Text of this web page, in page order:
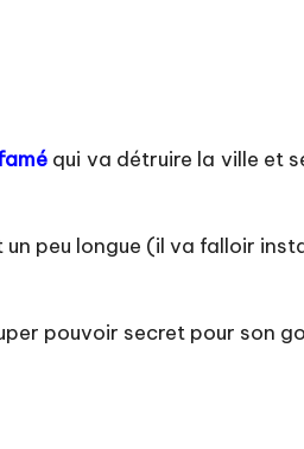
qui va détruire la ville et
peu longue (il va falloir
pouvoir secret pour son